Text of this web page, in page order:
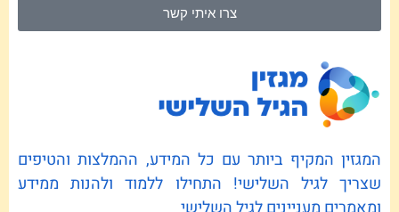
צרו איתי קשר
המגזין המקיף ביותר עם כל המידע, ההמלצות והטיפים
שצריך לגיל השלישי! התחילו ללמוד ולהנות ממידע